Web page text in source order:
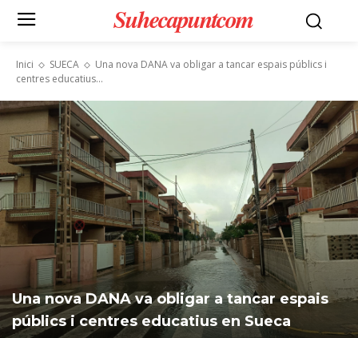
Suhecapuntcom
Inici SUECA
Una nova DANA va obligar a tancar espais públics i
centres educatius...
Una nova DANA va obligar a tancar espais
públics i centres educatius en Sueca